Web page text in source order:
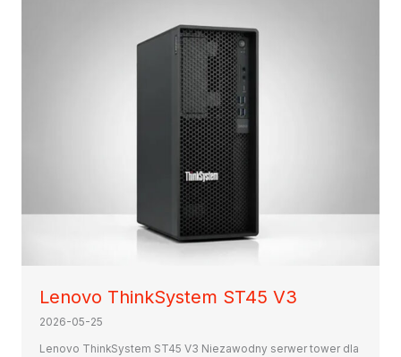
Lenovo ThinkSystem ST45 V3
2026-05-25
Lenovo ThinkSystem ST45 V3 Niezawodny serwer tower dla